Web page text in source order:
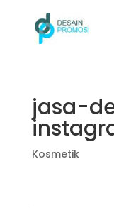
jasa-
Kosmetik